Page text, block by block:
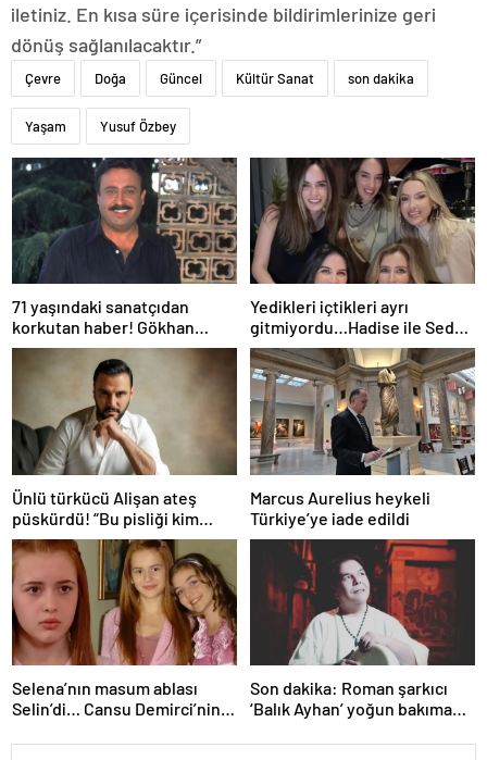
iletiniz. En kısa süre içerisinde bildirimlerinize geri
dönüş sağlanılacaktır.”
Çevre Doğa Güncel Kültür Sanat son dakika
Yaşam Yusuf Özbey
71 yaşındaki sanatçıdan
korkutan haber! Gökhan
Güney hastaneye kaldırıldı!
Yedikleri içtikleri ayrı
gitmiyordu…Hadise ile Seda
Bakan arasında ipler koptu!
Seda Bakan’dan manidar
paylaşım…
Ünlü türkücü Alişan ateş
püskürdü! “Bu pisliği kim
yaptıysa ortaya çıkacak!”
Marcus Aurelius heykeli
Türkiye’ye iade edildi
Selena’nın masum ablası
Selin’di… Cansu Demirci’nin
oldu! Güzelliğinden hiçbir şey
Son dakika: Roman şarkıcı
‘Balık Ayhan’ yoğun bakıma
Küçükboyacı’dan ilk açıklama